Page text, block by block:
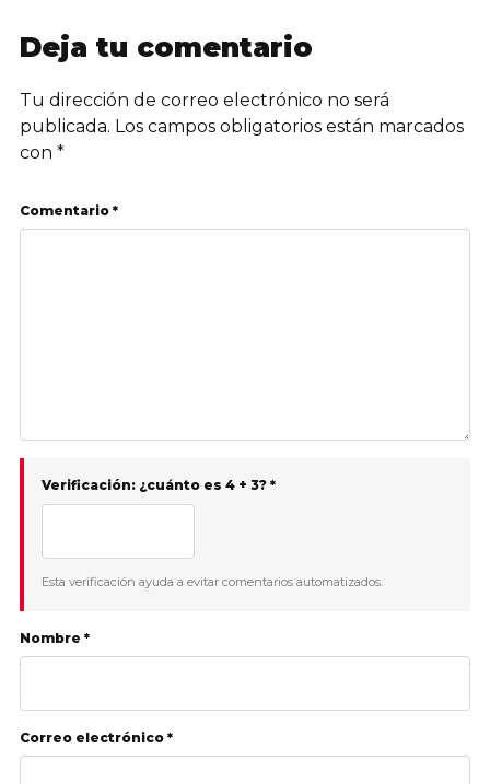
Deja tu comentario
Tu dirección de correo electrónico no será
publicada. Los campos obligatorios están marcados
con *
Comentario *
Verificación: ¿cuánto es 4 + 3? *
Esta verificación ayuda a evitar comentarios automatizados.
Nombre *
Correo electrónico *